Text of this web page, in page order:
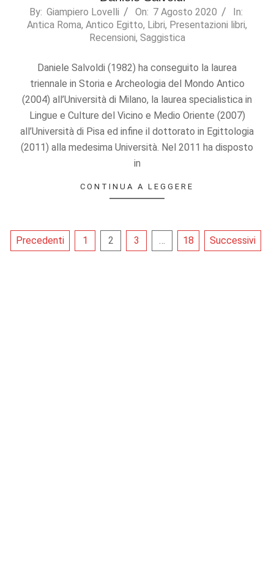
2020-
08-
By: Giampiero Lovelli On: 7 Agosto 2020
In:
Antica Roma, Antico Egitto, Libri, Presentazioni libri,
Recensioni, Saggistica
Daniele Salvoldi (1982) ha conseguito la laurea
triennale in Storia e Archeologia del Mondo Antico
(2004) all’Università di Milano, la laurea specialistica in
Lingue e Culture del Vicino e Medio Oriente (2007)
all’Università di Pisa ed infine il dottorato in Egittologia
(2011) alla medesima Università. Nel 2011 ha disposto
in
CONTINUA A LEGGERE
Paginazione
Precedenti 1 2 3 … 18 Successivi